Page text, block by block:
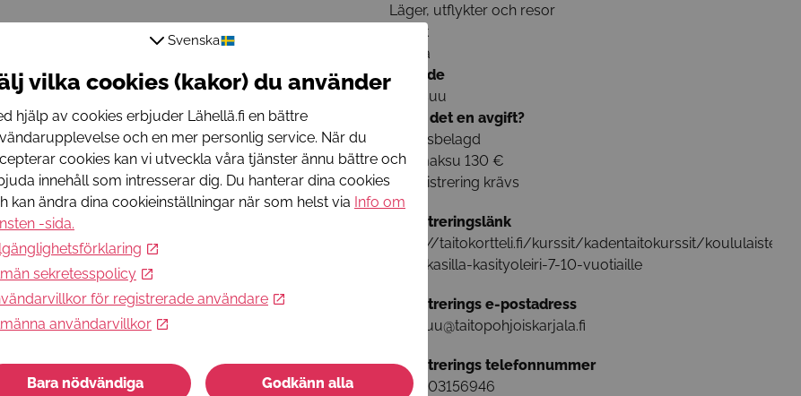
Läger, utflykter och resor
Språk
Finska
Område
Joensuu
Finns det en avgift?
Avgiftsbelagd
Leirimaksu 130 €
Registrering krävs
Registreringslänk
https://taitokortteli.fi/kurssit/kadentaitokurssit/koululaisten-
kesa-kasilla-kasityoleiri-7-10-vuotiaille
Registrerings e-postadress
joensuu@taitopohjoiskarjala.fi
Registrerings telefonnummer
+358503156946
Svenska
vilka cookies (kakor) du använder
hjälp av cookies erbjuder Lähellä.fi en bättre
och en mer personlig service. När du
cookies kan vi utveckla våra tjänster ännu bättre och
innehåll som intresserar dig. Du hanterar dina cookies
kan ändra dina cookieinställningar när som helst via Info om
-sida.
sekretesspolicy
för registrerade användare
användarvillkor
Bara nödvändiga Godkänn alla